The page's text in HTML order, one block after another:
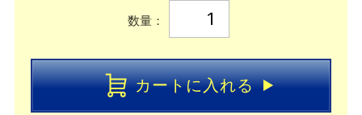
数量：
カートに入れる